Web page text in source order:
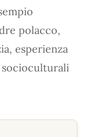
polacco,
esperienza
socioculturali